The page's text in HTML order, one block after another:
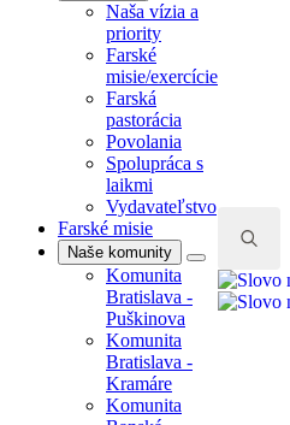
Naša vízia a
priority
Farské
misie/exercície
Farská
pastorácia
Povolania
Spolupráca s
laikmi
Vydavateľstvo
Farské misie
Naše komunity
Komunita
Bratislava -
Puškinova
Komunita
Bratislava -
Kramáre
Komunita
Search
for: